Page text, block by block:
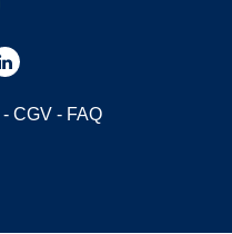
- CGV - FAQ